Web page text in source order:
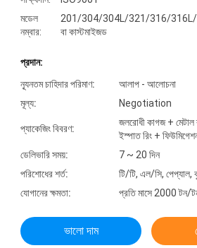
মডেল
নম্বার:
201/304/304L/321/316/
বা কাস্টমাইজড
প্রদান:
ন্যূনতম চাহিদার পরিমাণ:
আলাপ - আলোচনা
মূল্য:
Negotiation
প্যাকেজিং বিবরণ:
জলরোধী কাগজ + মেটাল
ইস্পাত রিং +
ডেলিভারি সময়:
7 ~ 20 দিন
পরিশোধের শর্ত:
টি/টি, এল/সি, পেপ্যাল,
যোগানের ক্ষমতা:
প্রতি মাসে 2000 টন/
ভালো দাম